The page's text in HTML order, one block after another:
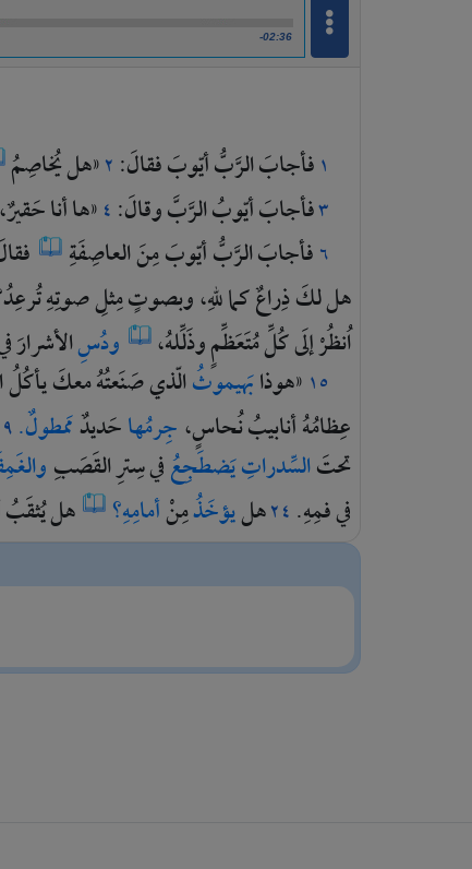
-02:36
١فأجابَالرَّبُّأيّوبَفقالَ: ٢«هليُخاصِمُ
٣فأجابَأيّوبُالرَّبَّوقالَ: ٤«هاأناحَقيرٌ،
٦فأجابَالرَّبُّأيّوبَمِنَالعاصِفَةِ
هللكَذِراعٌكماللهِ،وبصوتٍمِثلِصوتِهِ
اُنظُرْإلَىكُلِّمُتَعَظِّمٍوذَلِّلهُ، ودُسِالأشرارَ
١٥ «هوذابَهيموثُالّذيصَنَعتُهُمعكَيأكُلُ
عِظامُهُأنابيبُنُحاسٍ،جِرمُهاحَديدٌمَمطولٌ.
تحتَالسِّدراتِيَضطَجِعُفيسِترِالقَصَبِ
فيفمِهِ. ٢٤هليؤخَذُمِنْأمامِهِ؟ هليُثقَبُ